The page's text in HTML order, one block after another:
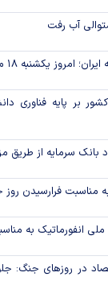
یکشنبه ۱۸ مرداد ۱۴۰۵
بر پایه فناوری
بانک سرمایه از طریق
فرارسیدن روز
انفورماتیک به
در روزهای جنگ: